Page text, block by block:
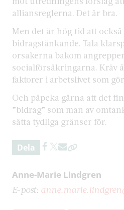
alliansreglerna. Det är bra.
Men det är hög tid att
bidragstänkande. Tala
orsakerna bakom
socialförsäkringarna. Kräv
faktorer i arbetslivet som
Och påpeka gärna att det
”bidrag” som man av
sätta tydliga gränser för.
Dela
Anne-Marie Lindgren
E-post: